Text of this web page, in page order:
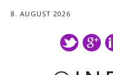
8. AUGUST 2026